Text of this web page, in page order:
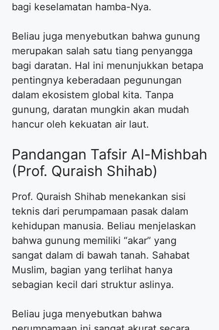
bagi keselamatan hamba-Nya.
Beliau juga menyebutkan bahwa gunung
merupakan salah satu tiang penyangga
bagi daratan. Hal ini menunjukkan betapa
pentingnya keberadaan pegunungan
dalam ekosistem global kita. Tanpa
gunung, daratan mungkin akan mudah
hancur oleh kekuatan air laut.
Pandangan Tafsir Al-Mishbah
(Prof. Quraish Shihab)
Prof. Quraish Shihab menekankan sisi
teknis dari perumpamaan pasak dalam
kehidupan manusia. Beliau menjelaskan
bahwa gunung memiliki “akar” yang
sangat dalam di bawah tanah. Sahabat
Muslim, bagian yang terlihat hanya
sebagian kecil dari struktur aslinya.
Beliau juga menyebutkan bahwa